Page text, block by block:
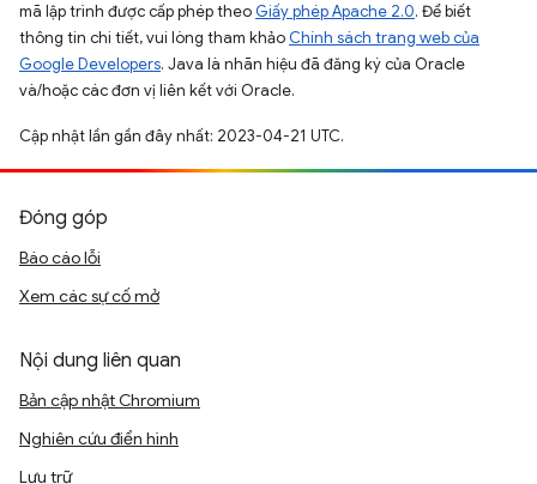
mã lập trình được cấp phép theo Giấy phép Apache 2.0. Để biết
thông tin chi tiết, vui lòng tham khảo Chính sách trang web của
Google Developers. Java là nhãn hiệu đã đăng ký của Oracle
và/hoặc các đơn vị liên kết với Oracle.
Cập nhật lần gần đây nhất: 2023-04-21 UTC.
Đóng góp
Báo cáo lỗi
Xem các sự cố mở
Nội dung liên quan
Bản cập nhật Chromium
Nghiên cứu điển hình
Lưu trữ